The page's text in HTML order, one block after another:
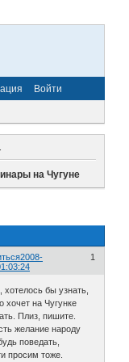
Войти
на Чугуне
1
2008-
хотелось бы узнать,
хочет на Чугунке
Плиз, пишите.
желание народу
поведать,
просим тоже.